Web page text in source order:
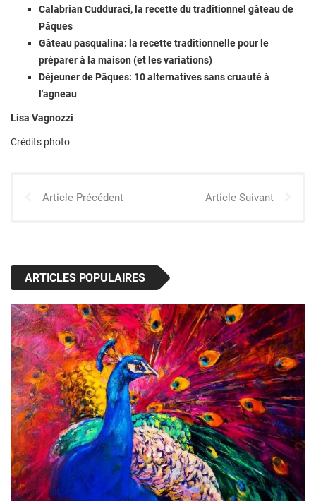
Calabrian Cudduraci, la recette du traditionnel gâteau de
Pâques
Gâteau pasqualina: la recette traditionnelle pour le
préparer à la maison (et les variations)
Déjeuner de Pâques: 10 alternatives sans cruauté à
l'agneau
Lisa Vagnozzi
Crédits photo
Article Précédent Article Suivant
ARTICLES POPULAIRES